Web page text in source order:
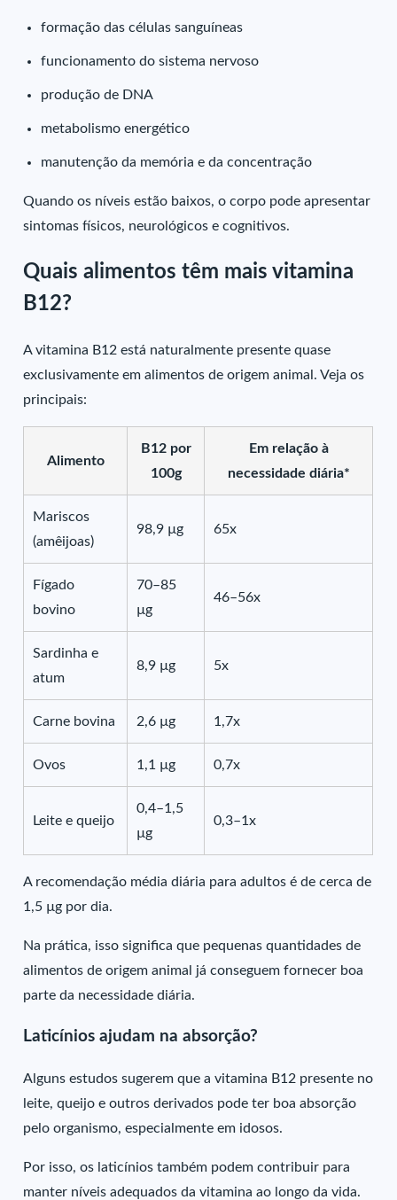
formação das células sanguíneas
funcionamento do sistema nervoso
produção de DNA
metabolismo energético
manutenção da memória e da concentração
Quando os níveis estão baixos, o corpo pode apresentar
sintomas físicos, neurológicos e cognitivos.
Quais alimentos têm mais vitamina
B12?
A vitamina B12 está naturalmente presente quase
exclusivamente em alimentos de origem animal. Veja os
principais:
Alimento
B12 por
100g
Em relação à
necessidade diária*
Mariscos
(amêijoas)
98,9 µg 65x
Fígado
bovino
70–85
µg
46–56x
Sardinha e
atum
8,9 µg 5x
Carne bovina 2,6 µg 1,7x
Ovos 1,1 µg 0,7x
Leite e queijo
0,4–1,5
µg
0,3–1x
A recomendação média diária para adultos é de cerca de
1,5 µg por dia.
Na prática, isso significa que pequenas quantidades de
alimentos de origem animal já conseguem fornecer boa
parte da necessidade diária.
Laticínios ajudam na absorção?
Alguns estudos sugerem que a vitamina B12 presente no
leite, queijo e outros derivados pode ter boa absorção
pelo organismo, especialmente em idosos.
Por isso, os laticínios também podem contribuir para
manter níveis adequados da vitamina ao longo da vida.